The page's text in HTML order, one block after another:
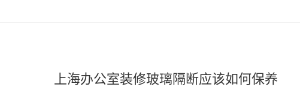
上海办公室装修玻璃隔断应该如何保养